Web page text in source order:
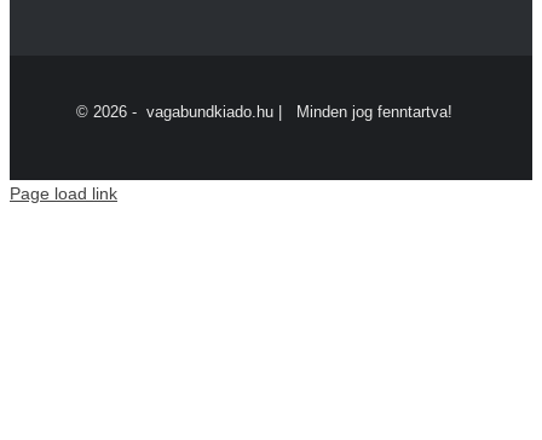
© 2026 - vagabundkiado.hu | Minden jog fenntartva!
Page load link